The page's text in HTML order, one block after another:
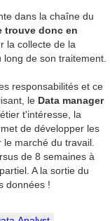
dans la chaîne du
trouve donc en
la collecte de la
de son traitement.
responsabilités et ce
le Data manager
t'intéresse, la
de développer les
marché du travail.
de 8 semaines à
A la sortie du
données !